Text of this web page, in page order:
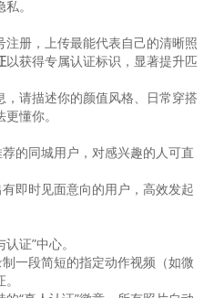
。
注册，上传最能代表自己的清晰照
以获得专属认证标识，显著提升匹
，请描述你的颜值风格、日常穿搭
懂你。
的同城用户，对感兴趣的人可直
即时见面意向的用户，高效发起
证”中心。
一段简短的指定动作视频（如微